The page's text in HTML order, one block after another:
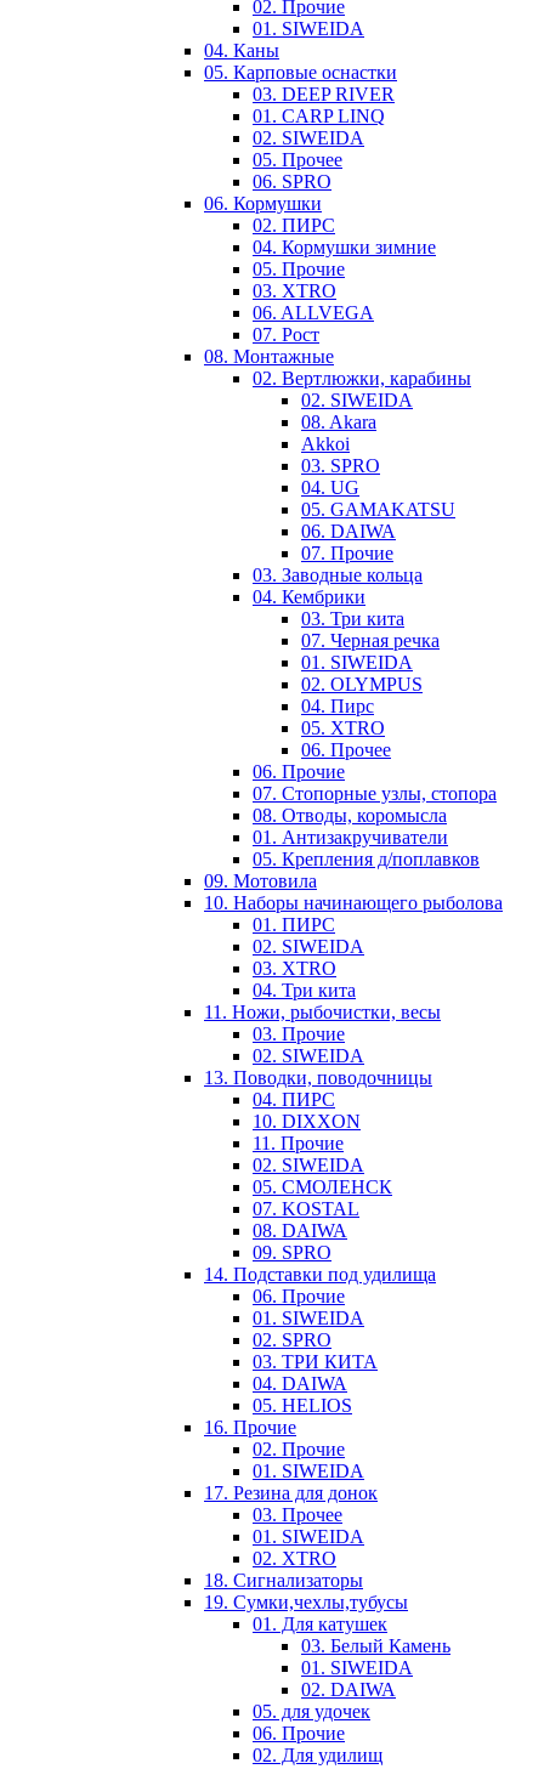
02. Прочие
01. SIWEIDA
04. Каны
05. Карповые оснастки
03. DEEP RIVER
01. CARP LINQ
02. SIWEIDA
05. Прочее
06. SPRO
06. Кормушки
02. ПИРС
04. Кормушки зимние
05. Прочие
03. XTRO
06. ALLVEGA
07. Рост
08. Монтажные
02. Вертлюжки, карабины
02. SIWEIDA
08. Akara
Akkoi
03. SPRO
04. UG
05. GAMAKATSU
06. DAIWA
07. Прочие
03. Заводные кольца
04. Кембрики
03. Три кита
07. Черная речка
01. SIWEIDA
02. OLYMPUS
04. Пирс
05. XTRO
06. Прочее
06. Прочие
07. Стопорные узлы, стопора
08. Отводы, коромысла
01. Антизакручиватели
05. Крепления д/поплавков
09. Мотовила
10. Наборы начинающего рыболова
01. ПИРС
02. SIWEIDA
03. XTRO
04. Три кита
11. Ножи, рыбочистки, весы
03. Прочие
02. SIWEIDA
13. Поводки, поводочницы
04. ПИРС
10. DIXXON
11. Прочие
02. SIWEIDA
05. СМОЛЕНСК
07. KOSTAL
08. DAIWA
09. SPRO
14. Подставки под удилища
06. Прочие
01. SIWEIDA
02. SPRO
03. ТРИ КИТА
04. DAIWA
05. HELIOS
16. Прочие
02. Прочие
01. SIWEIDA
17. Резина для донок
03. Прочее
01. SIWEIDA
02. XTRO
18. Сигнализаторы
19. Сумки,чехлы,тубусы
01. Для катушек
03. Белый Камень
01. SIWEIDA
02. DAIWA
05. для удочек
06. Прочие
02. Для удилищ